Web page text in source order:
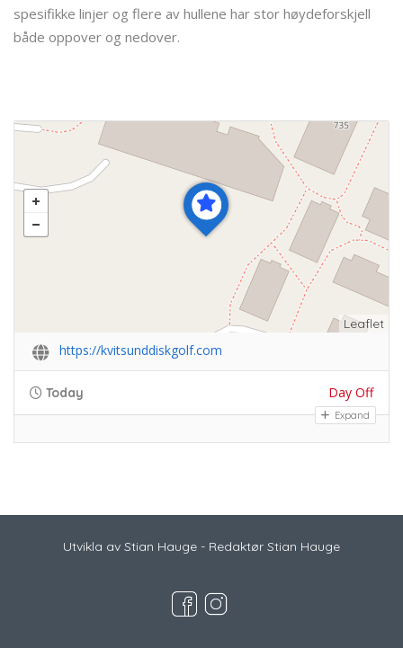
spesifikke linjer og flere av hullene har stor høydeforskjell
både oppover og nedover.
Leaflet
https://kvitsunddiskgolf.com
Today Day Off
Expand
Utvikla av Stian Hauge - Redaktør Stian Hauge